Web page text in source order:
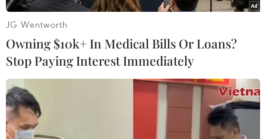
Công nhân làm việc trong doanh nghiệp có vốn đầu tư FDI tại
khu công nghiệp Giang Điền, huyện Trảng Bom (Đồng Nai).
JG Wentworth
Owning $10k+ In Medical Bills Or Loans?
Stop Paying Interest Immediately